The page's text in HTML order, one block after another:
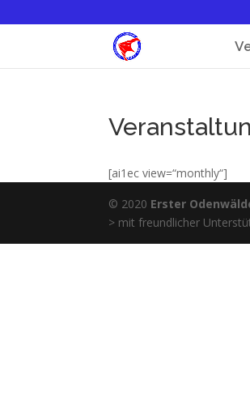
[ai1ec view=“monthly“]
© 2020 Erster
> mit freundlicher